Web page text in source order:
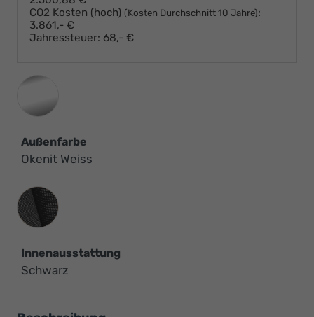
CO2 Kosten (hoch) (Kosten Durchschnitt 10 Jahre):
3.861,- €
Jahressteuer: 68,- €
Außenfarbe
Okenit Weiss
Innenausstattung
Innenausstattung
Schwarz